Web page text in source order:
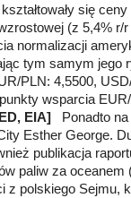
się
(z 5,4% r/
normalizacji
tym samym jego
PLN: 4,5500,
wsparcia
EIA]
Ponadto na
Esther George.
publikacja
paliw za
z polskiego Sejmu,